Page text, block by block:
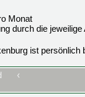
Monat
durch die jeweilige
ist persönlich
‹